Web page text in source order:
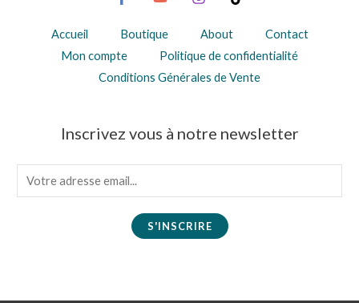
Accueil Boutique About
Contact
Mon compte
Politique de confidentialité
Conditions Générales de Vente
Inscrivez vous à notre newsletter
m
S'INSCRIRE